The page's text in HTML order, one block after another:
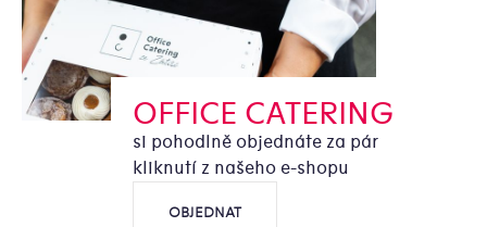
OFFICE CATERING
si pohodlně objednáte za pár
kliknutí z našeho e-shopu
OBJEDNAT